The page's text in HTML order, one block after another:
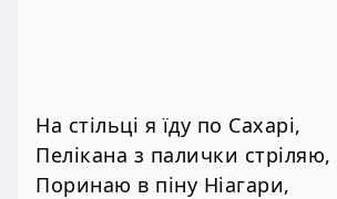
На стільці я їду по Сахарі,
Пелікана з палички стріляю,
Поринаю в піну Ніагари,